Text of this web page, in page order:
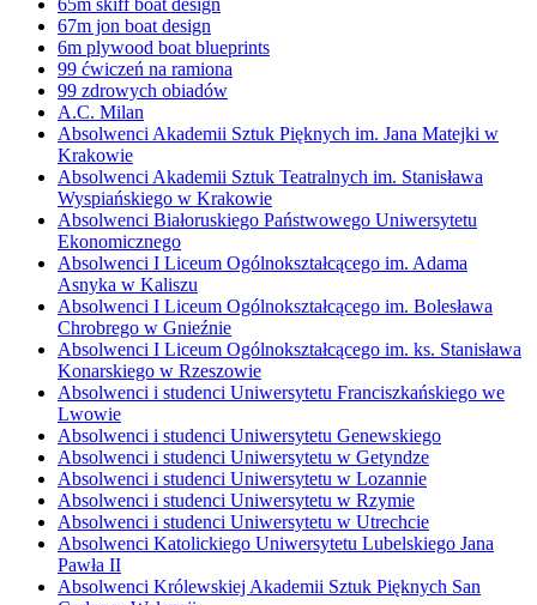
65m skiff boat design
67m jon boat design
6m plywood boat blueprints
99 ćwiczeń na ramiona
99 zdrowych obiadów
A.C. Milan
Absolwenci Akademii Sztuk Pięknych im. Jana Matejki w
Krakowie
Absolwenci Akademii Sztuk Teatralnych im. Stanisława
Wyspiańskiego w Krakowie
Absolwenci Białoruskiego Państwowego Uniwersytetu
Ekonomicznego
Absolwenci I Liceum Ogólnokształcącego im. Adama
Asnyka w Kaliszu
Absolwenci I Liceum Ogólnokształcącego im. Bolesława
Chrobrego w Gnieźnie
Absolwenci I Liceum Ogólnokształcącego im. ks. Stanisława
Konarskiego w Rzeszowie
Absolwenci i studenci Uniwersytetu Franciszkańskiego we
Lwowie
Absolwenci i studenci Uniwersytetu Genewskiego
Absolwenci i studenci Uniwersytetu w Getyndze
Absolwenci i studenci Uniwersytetu w Lozannie
Absolwenci i studenci Uniwersytetu w Rzymie
Absolwenci i studenci Uniwersytetu w Utrechcie
Absolwenci Katolickiego Uniwersytetu Lubelskiego Jana
Pawła II
Absolwenci Królewskiej Akademii Sztuk Pięknych San